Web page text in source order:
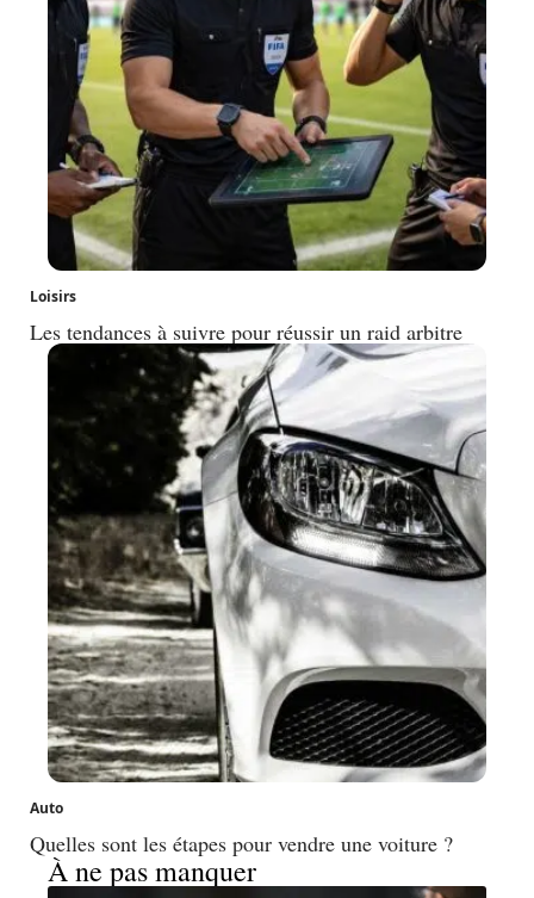
Loisirs
Les tendances à suivre pour réussir un raid arbitre
Auto
Quelles sont les étapes pour vendre une voiture ?
À ne pas manquer